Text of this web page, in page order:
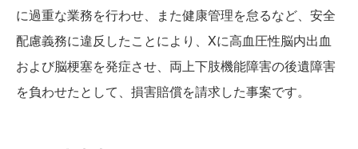
に過重な業務を行わせ、また健康管理を怠るなど、安全
配慮義務に違反したことにより、Xに高血圧性脳内出血
および脳梗塞を発症させ、両上下肢機能障害の後遺障害
を負わせたとして、損害賠償を請求した事案です。